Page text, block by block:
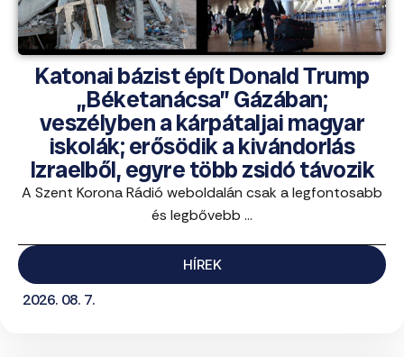
Katonai bázist épít Donald Trump
„Béketanácsa” Gázában;
veszélyben a kárpátaljai magyar
iskolák; erősödik a kivándorlás
Izraelből, egyre több zsidó távozik
A Szent Korona Rádió weboldalán csak a legfontosabb
és legbővebb ...
HÍREK
2026. 08. 7.